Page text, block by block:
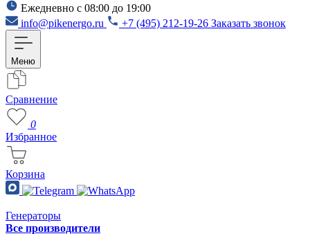
Ежедневно с 08:00 до 19:00
info@pikenergo.ru
+7 (495) 212-19-26 Заказать звонок
Меню
Сравнение
0
Избранное
Корзина
Генераторы
Все производители